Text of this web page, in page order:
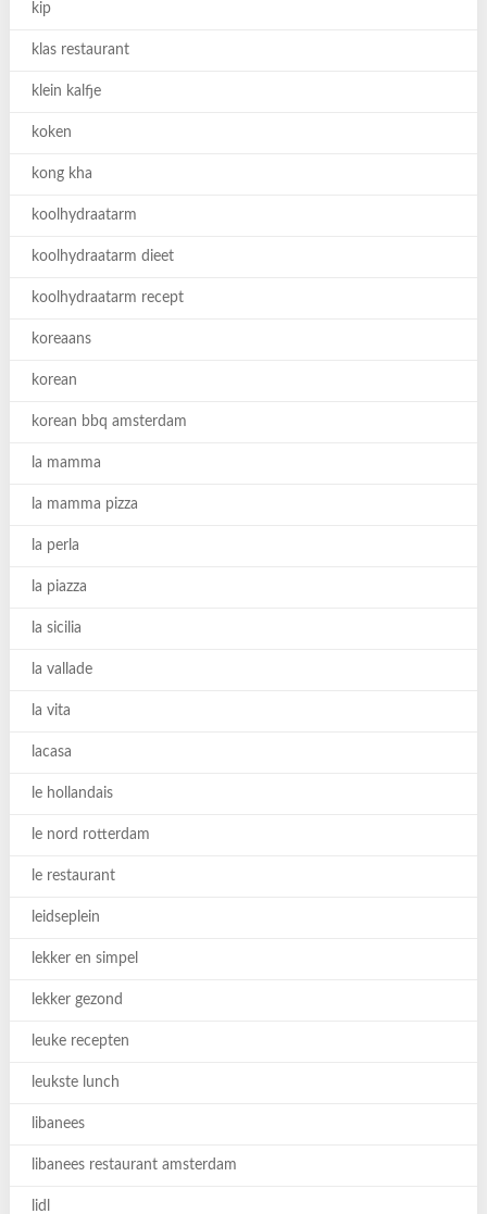
kip
klas restaurant
klein kalfje
koken
kong kha
koolhydraatarm
koolhydraatarm dieet
koolhydraatarm recept
koreaans
korean
korean bbq amsterdam
la mamma
la mamma pizza
la perla
la piazza
la sicilia
la vallade
la vita
lacasa
le hollandais
le nord rotterdam
le restaurant
leidseplein
lekker en simpel
lekker gezond
leuke recepten
leukste lunch
libanees
libanees restaurant amsterdam
lidl